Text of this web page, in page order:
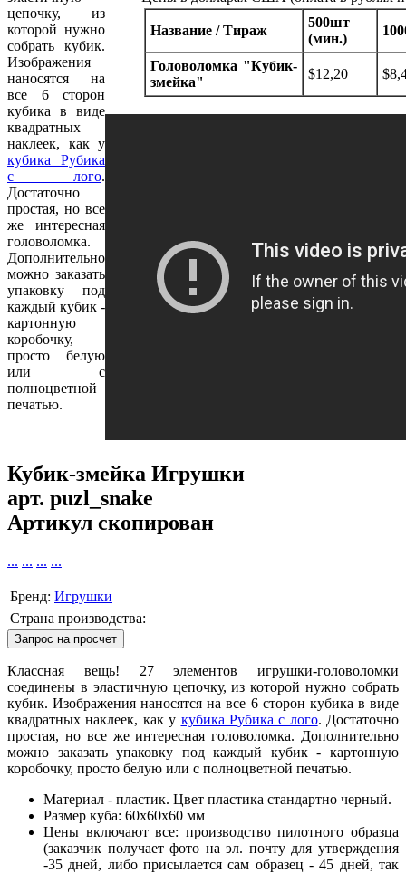
цепочку, из
которой нужно
собрать кубик.
Изображения
наносятся на
все 6 сторон
кубика в виде
квадратных
наклеек, как у
кубика Рубика
с лого.
Достаточно
простая, но все
же интересная
головоломка.
Дополнительно
можно заказать
упаковку под
каждый кубик -
картонную
коробочку,
просто белую
или с
полноцветной
печатью.
Название / Тираж
500шт
(мин.)
Головоломка "Кубик-
змейка"
$12,20
Кубик-змейка Игрушки
арт. puzl_snake
Артикул скопирован
... ... ... ...
Бренд: Игрушки
Страна производства:
Запрос на просчет
Классная вещь! 27 элементов игрушки-головоломки
соединены в эластичную цепочку, из которой нужно собрать
кубик. Изображения наносятся на все 6 сторон кубика в виде
квадратных наклеек, как у кубика Рубика с лого. Достаточно
простая, но все же интересная головоломка. Дополнительно
можно заказать упаковку под каждый кубик - картонную
коробочку, просто белую или с полноцветной печатью.
Материал - пластик. Цвет пластика стандартно черный.
Размер куба: 60х60х60 мм
Цены включают все: производство пилотного образца
(заказчик получает фото на эл. почту для утверждения
-35 дней, либо присылается сам образец - 45 дней, так